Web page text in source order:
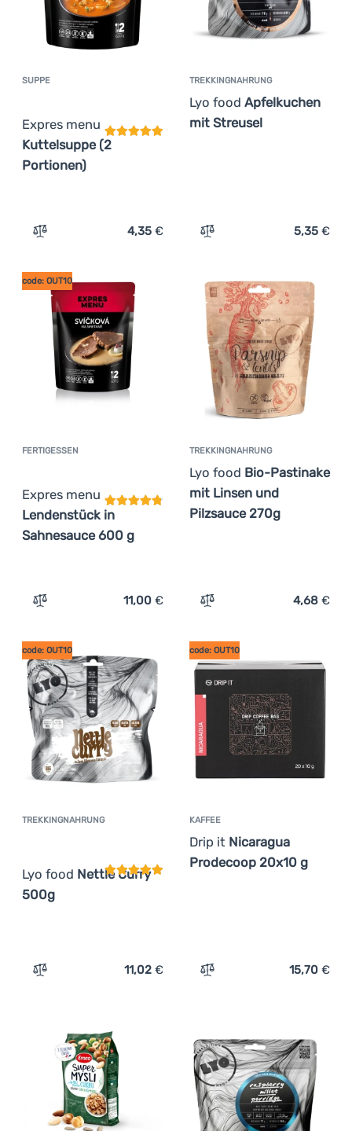
SUPPE
Expres menu
Kuttelsuppe (2
Portionen)
Kundenbewertung
Zum Vergleich 'Suppe Expres menu Kuttelsuppe (2
4,35 €
TREKKINGNAHRUNG
Lyo food Apfelkuchen
mit Streusel
Zum Vergleich
5,35 €
FERTIGESSEN
Expres menu
Lendenstück in
Sahnesauce 600 g
Kundenbewertung
code: OUT10
Zum Vergleich 'Fertigessen Expres menu Lendenstück
11,00 €
TREKKINGNAHRUNG
Lyo food Bio-Pastinake
mit Linsen und
Pilzsauce 270g
Zum Vergleich
4,68 €
TREKKINGNAHRUNG
Lyo food Nettle Curry
500g
Kundenbewertung
code: OUT10
Zum Vergleich 'Trekkingnahrung Lyo food Nettle Curry
11,02 €
KAFFEE
Drip it Nicaragua
Prodecoop 20x10 g
code: OUT10
Zum Vergleich 'Kaffee
15,70 €